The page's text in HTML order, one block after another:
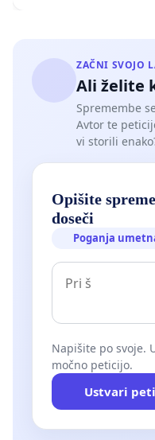
ZAČNI SVOJO
Ali želite
Spremembe
Avtor te
vi storili
Opišite
doseči
Poganja
Napišite po svoje.
močno peticijo.
Ustvari